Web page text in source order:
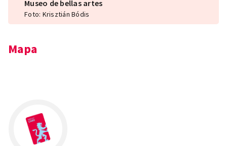
Museo de bellas artes
Foto: Krisztián Bódis
Mapa